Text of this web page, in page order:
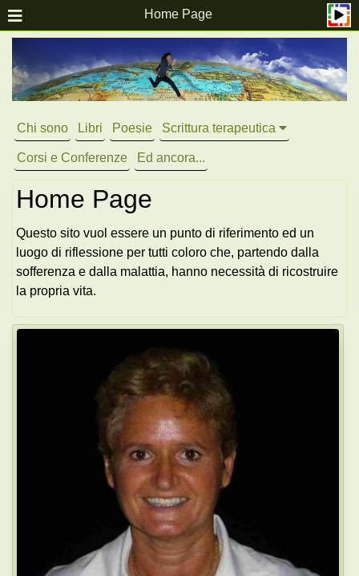
Home Page
Chi sono Libri Poesie Scrittura terapeutica
Corsi e Conferenze Ed ancora...
Home Page
Questo sito vuol essere un punto di riferimento ed un
luogo di riflessione per tutti coloro che, partendo dalla
sofferenza e dalla malattia, hanno necessità di ricostruire
la propria vita.